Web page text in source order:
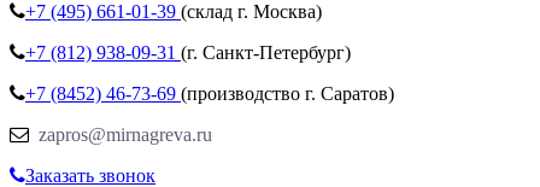
+7 (495) 661-01-39 (склад г. Москва)
+7 (812) 938-09-31 (г. Санкт-Петербург)
+7 (8452) 46-73-69 (производство г. Саратов)
zapros@mirnagreva.ru
Заказать звонок